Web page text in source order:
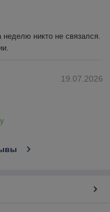
неделю никто не связался.
19.07.2026